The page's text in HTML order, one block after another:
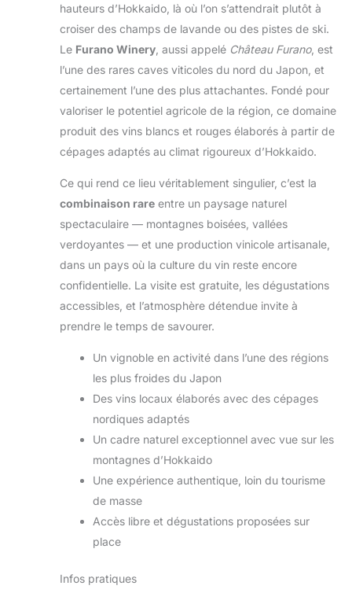
hauteurs d’Hokkaido, là où l’on s’attendrait plutôt à
croiser des champs de lavande ou des pistes de ski.
Le Furano Winery , aussi appelé Château Furano, est
l’une des rares caves viticoles du nord du Japon, et
certainement l’une des plus attachantes. Fondé pour
valoriser le potentiel agricole de la région, ce domaine
produit des vins blancs et rouges élaborés à partir de
cépages adaptés au climat rigoureux d’Hokkaido.
Ce qui rend ce lieu véritablement singulier, c’est la
combinaison rare entre un paysage naturel
spectaculaire — montagnes boisées, vallées
verdoyantes — et une production vinicole artisanale,
dans un pays où la culture du vin reste encore
confidentielle. La visite est gratuite, les dégustations
accessibles, et l’atmosphère détendue invite à
prendre le temps de savourer.
Un vignoble en activité dans l’une des régions
les plus froides du Japon
Des vins locaux élaborés avec des cépages
nordiques adaptés
Un cadre naturel exceptionnel avec vue sur les
montagnes d’Hokkaido
Une expérience authentique, loin du tourisme
de masse
Accès libre et dégustations proposées sur
place
Infos pratiques